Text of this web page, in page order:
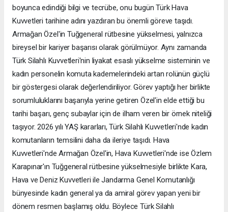
boyunca edindiği bilgi ve tecrübe, onu bugün Türk Hava
Kuvvetleri tarihine adını yazdıran bu önemli göreve taşıdı.
Armağan Özel'in Tuğgeneral rütbesine yükselmesi, yalnızca
bireysel bir kariyer başarısı olarak görülmüyor. Aynı zamanda
Türk Silahlı Kuvvetleri'nin liyakat esaslı yükselme sisteminin ve
kadın personelin komuta kademelerindeki artan rolünün güçlü
bir göstergesi olarak değerlendiriliyor. Görev yaptığı her birlikte
sorumluluklarını başarıyla yerine getiren Özel'in elde ettiği bu
tarihi başarı, genç subaylar için de ilham veren bir örnek niteliği
taşıyor. 2026 yılı YAŞ kararları, Türk Silahlı Kuvvetleri'nde kadın
komutanların temsilini daha da ileriye taşıdı. Hava
Kuvvetleri'nde Armağan Özel'in, Hava Kuvvetleri'nde ise Özlem
Karapınar'ın Tuğgeneral rütbesine yükselmesiyle birlikte Kara,
Hava ve Deniz Kuvvetleri ile Jandarma Genel Komutanlığı
bünyesinde kadın general ya da amiral görev yapan yeni bir
dönem resmen başlamış oldu. Böylece Türk Silahlı